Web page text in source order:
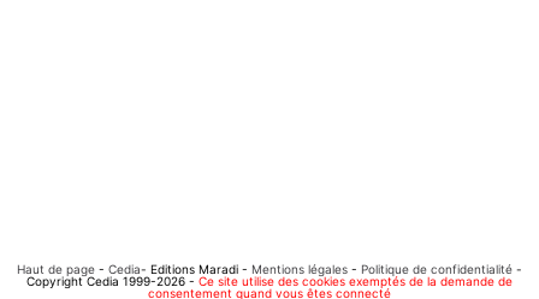
Haut de page - Cedia- Editions Maradi - Mentions légales - Politique de confidentialité -
Copyright Cedia 1999-2026 - Ce site utilise des cookies exemptés de la demande de
consentement quand vous êtes connecté